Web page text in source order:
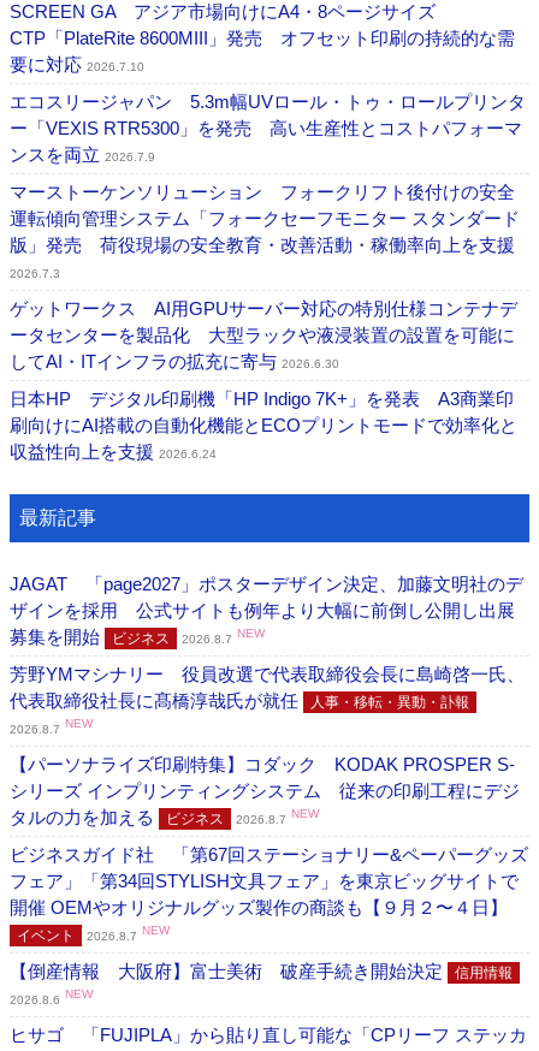
SCREEN GA アジア市場向けにA4・8ページサイズ
CTP「PlateRite 8600MIII」発売 オフセット印刷の持続的な需
要に対応 2026.7.10
エコスリージャパン 5.3m幅UVロール・トゥ・ロールプリンタ
ー「VEXIS RTR5300」を発売 高い生産性とコストパフォーマ
ンスを両立 2026.7.9
マーストーケンソリューション フォークリフト後付けの安全
運転傾向管理システム「フォークセーフモニター スタンダード
版」発売 荷役現場の安全教育・改善活動・稼働率向上を支援
2026.7.3
ゲットワークス AI用GPUサーバー対応の特別仕様コンテナデ
ータセンターを製品化 大型ラックや液浸装置の設置を可能に
してAI・ITインフラの拡充に寄与 2026.6.30
日本HP デジタル印刷機「HP Indigo 7K+」を発表 A3商業印
刷向けにAI搭載の自動化機能とECOプリントモードで効率化と
収益性向上を支援 2026.6.24
最新記事
JAGAT 「page2027」ポスターデザイン決定、加藤文明社のデ
ザインを採用 公式サイトも例年より大幅に前倒し公開し出展
募集を開始
ビジネス 2026.8.7 NEW
芳野YMマシナリー 役員改選で代表取締役会長に島崎啓一氏、
代表取締役社長に髙橋淳哉氏が就任
人事・移転・異動・訃報
2026.8.7 NEW
【パーソナライズ印刷特集】コダック KODAK PROSPER S-
シリーズ インプリンティングシステム 従来の印刷工程にデジ
タルの力を加える
ビジネス 2026.8.7 NEW
ビジネスガイド社 「第67回ステーショナリー&ペーパーグッズ
フェア」「第34回STYLISH文具フェア」を東京ビッグサイトで
開催 OEMやオリジナルグッズ製作の商談も【９月２〜４日】
イベント 2026.8.7 NEW
【倒産情報 大阪府】富士美術 破産手続き開始決定 信用情報
2026.8.6 NEW
ヒサゴ 「FUJIPLA」から貼り直し可能な「CPリーフ ステッカ